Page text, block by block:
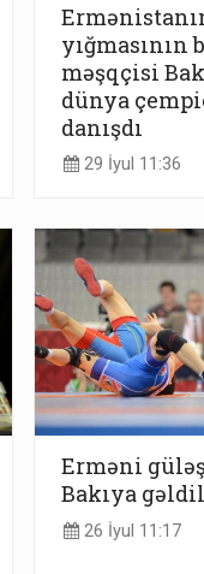
yığmasının
məşqçisi
dünya
danışdı
29 İyul 11:36
Erməni
Bakıya
26 İyul 11:17